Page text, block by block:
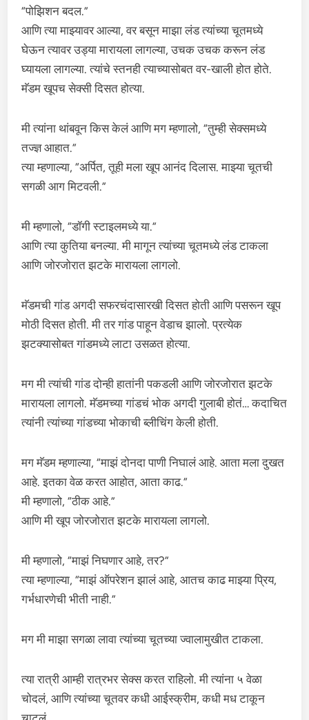
“पोझिशन बदल.”
आणि त्या माझ्यावर आल्या, वर बसून माझा लंड त्यांच्या चूतमध्ये
घेऊन त्यावर उड्या मारायला लागल्या, उचक उचक करून लंड
घ्यायला लागल्या. त्यांचे स्तनही त्याच्यासोबत वर-खाली होत होते.
मॅडम खूपच सेक्सी दिसत होत्या.
मी त्यांना थांबवून किस केलं आणि मग म्हणालो, “तुम्ही सेक्समध्ये
तज्ज्ञ आहात.”
त्या म्हणाल्या, “अर्पित, तूही मला खूप आनंद दिलास. माझ्या चूतची
सगळी आग मिटवली.”
मी म्हणालो, “डॉगी स्टाइलमध्ये या.”
आणि त्या कुतिया बनल्या. मी मागून त्यांच्या चूतमध्ये लंड टाकला
आणि जोरजोरात झटके मारायला लागलो.
मॅडमची गांड अगदी सफरचंदासारखी दिसत होती आणि पसरून खूप
मोठी दिसत होती. मी तर गांड पाहून वेडाच झालो. प्रत्येक
झटक्यासोबत गांडमध्ये लाटा उसळत होत्या.
मग मी त्यांची गांड दोन्ही हातांनी पकडली आणि जोरजोरात झटके
मारायला लागलो. मॅडमच्या गांडचं भोक अगदी गुलाबी होतं… कदाचित
त्यांनी त्यांच्या गांडच्या भोकाची ब्लीचिंग केली होती.
मग मॅडम म्हणाल्या, “माझं दोनदा पाणी निघालं आहे. आता मला दुखत
आहे. इतका वेळ करत आहोत, आता काढ.”
मी म्हणालो, “ठीक आहे.”
आणि मी खूप जोरजोरात झटके मारायला लागलो.
मी म्हणालो, “माझं निघणार आहे, तर?”
त्या म्हणाल्या, “माझं ऑपरेशन झालं आहे, आतच काढ माझ्या प्रिय,
गर्भधारणेची भीती नाही.”
मग मी माझा सगळा लावा त्यांच्या चूतच्या ज्वालामुखीत टाकला.
त्या रात्री आम्ही रात्रभर सेक्स करत राहिलो. मी त्यांना ५ वेळा
चोदलं, आणि त्यांच्या चूतवर कधी आईस्क्रीम, कधी मध टाकून